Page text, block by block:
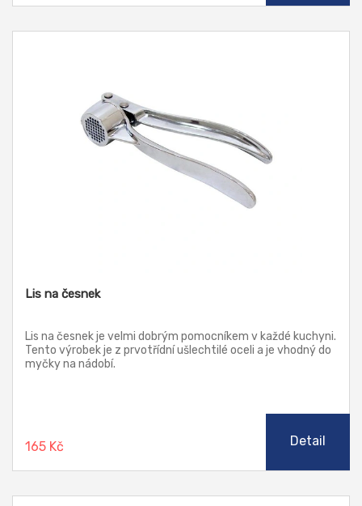
Lis na česnek
Lis na česnek je velmi dobrým pomocníkem v každé kuchyni.
Tento výrobek je z prvotřídní ušlechtilé oceli a je vhodný do
myčky na nádobí.
165 Kč Detail